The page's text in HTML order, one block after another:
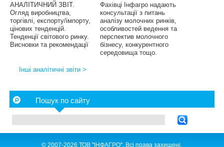
АНАЛІТИЧНИЙ ЗВІТ.
Огляд виробництва,
торгівлі, експорту/імпорту,
цінових тенденцій.
Тенденції світового ринку.
Висновки та рекомендації
Фахівці Інфагро надають
консультації з питань
аналізу молочних ринків,
особливостей ведення та
перспектив молочного
бізнесу, конкурентного
середовища тощо.
Інші аналітичні звіти >
Пошук по сайту
© 2007-2026 ТОВ "ІНФАГРО". Всі права захищені.